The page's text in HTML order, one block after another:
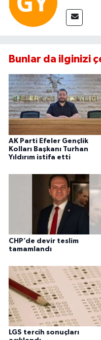
Bunlar da ilginizi
AK Parti Efeler Gençlik
Kolları Başkanı Turhan
Yıldırım istifa etti
CHP’de devir teslim
tamamlandı
LGS tercih sonuçları